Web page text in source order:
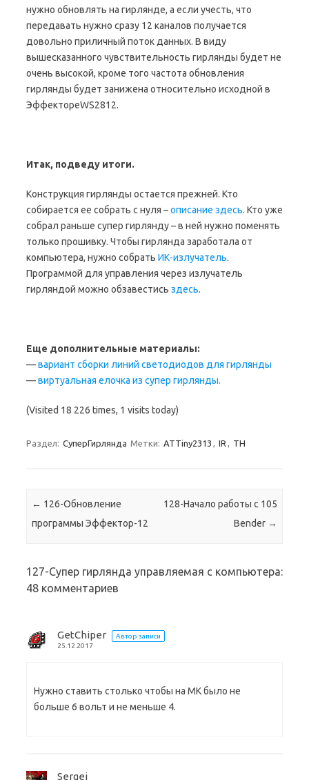
нужно обновлять на гирлянде, а если учесть, что
передавать нужно сразу 12 каналов получается
довольно приличный поток данных. В виду
вышесказанного чувствительность гирлянды будет не
очень высокой, кроме того частота обновления
гирлянды будет занижена относительно исходной в
ЭффектореWS2812.
Итак, подведу итоги.
Конструкция гирлянды остается прежней. Кто
собирается ее собрать с нуля –описание здесь. Кто уже
собрал раньше супер гирлянду – в ней нужно поменять
только прошивку. Чтобы гирлянда заработала от
компьютера, нужно собрать ИК-излучатель.
Программой для управления через излучатель
гирляндой можно обзавестись здесь.
Еще дополнительные материалы:
—вариант сборки линий светодиодов для гирлянды
—виртуальная елочка из супер гирлянды.
(Visited 18 226 times, 1 visits today)
Раздел: СуперГирлянда Метки: ATTiny2313 , IR , TH
Навигация по записям
← 126-Обновление
программы Эффектор-12
128-Начало работы с 105
Bender →
127-Супер гирлянда управляемая с компьютера:
48 комментариев
GetChiper
Автор записи
25.12.2017
Нужно ставить столько чтобы на МК было не
больше 6 вольт и не меньше 4.
Sergei